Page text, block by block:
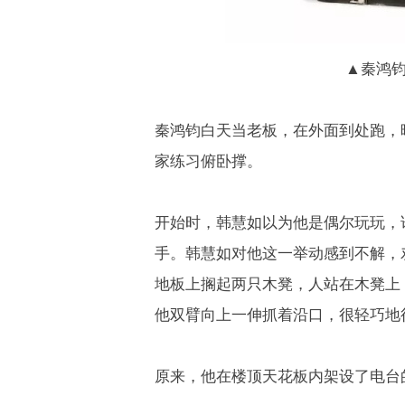
▲秦鸿
秦鸿钧白天当老板，在外面到处跑
家练习俯卧撑。
开始时，韩慧如以为他是偶尔玩玩
手。韩慧如对他这一举动感到不解
地板上搁起两只木凳，人站在木凳
他双臂向上一伸抓着沿口，很轻巧
原来，他在楼顶天花板内架设了电台